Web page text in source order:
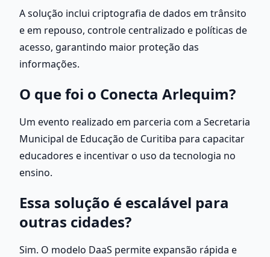
A solução inclui criptografia de dados em trânsito
e em repouso, controle centralizado e políticas de
acesso, garantindo maior proteção das
informações.
O que foi o Conecta Arlequim?
Um evento realizado em parceria com a Secretaria
Municipal de Educação de Curitiba para capacitar
educadores e incentivar o uso da tecnologia no
ensino.
Essa solução é escalável para
outras cidades?
Sim. O modelo DaaS permite expansão rápida e